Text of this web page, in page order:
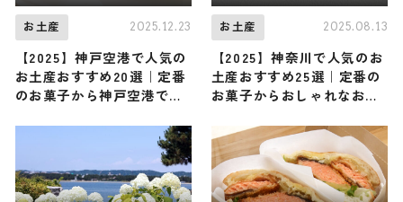
お土産 2025.12.23
【2025】神戸空港で人気の
お土産おすすめ20選｜定番
のお菓子から神戸空港でし
お土産 2025.08.13
【2025】神奈川で人気のお
土産おすすめ25選｜定番の
お菓子からおしゃれなお土
紹介